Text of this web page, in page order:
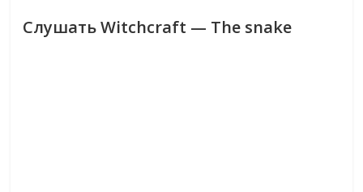
Слушать Witchcraft — The snake